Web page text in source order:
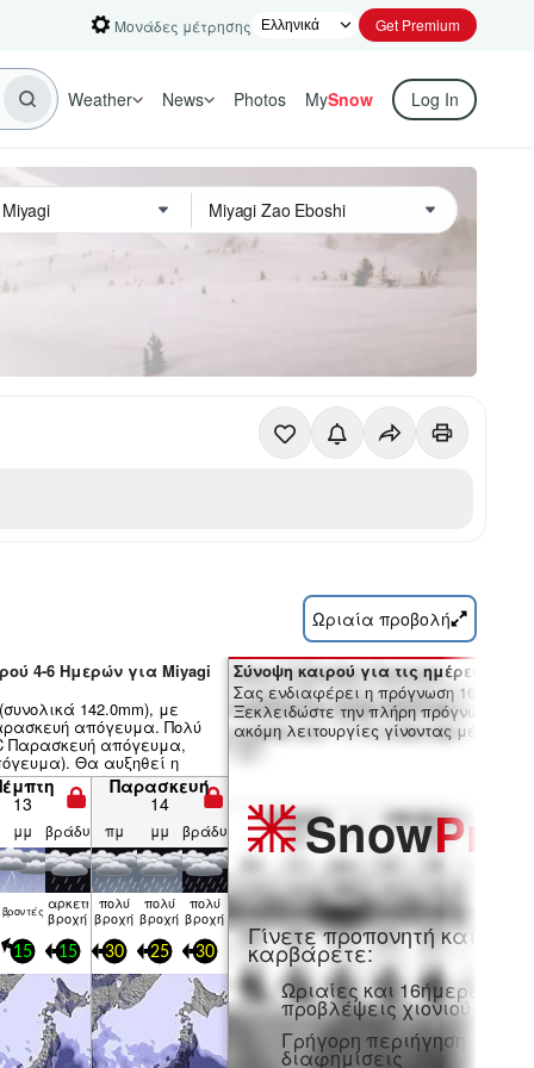
Μονάδες μέτρησης Get Premium
Weather News Photos MySnow Log In
Ωριαία προβολή
4-6 Ημερών για Miyagi
142.0mm), με
απόγευμα. Πολύ
Παρασκευή απόγευμα,
Θα αυξηθεί η
άνεμοι Α Πέμπτη
απόγευμα).
13
Παρασκευή
14
μμ βράδυ πμ μμ βράδυ
βρον­τές αρκετή
βροχή
πολύ
βροχή
πολύ
βροχή
πολύ
βροχή
15 15 30 25 30
Σύνοψη καιρού για τις ημέρες 7-16:
Σας ενδιαφέρει η πρόγνωση 16
Ξεκλειδώστε την πλήρη πρόγνωση
ακόμη λειτουργίες γίνοντας μέλος
SnowPro
Γίνετε προπονητή και
καρβάρετε:
Ωριαίες και 16ήμερες
προβλέψεις χιονιού
Γρήγορη περιήγηση χωρίς
διαφημίσεις